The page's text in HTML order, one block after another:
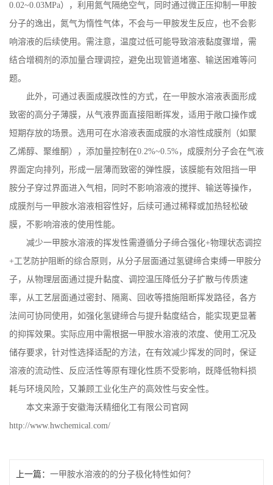
0.02~0.03MPa），利用氮气隔绝空气，同时通过微正压抑制一甲胺
分子的逸出，氮气为惰性气体，不会与一甲胺发生反应，也不会影
响溶液的后续使用。需注意，温度过低可能导致溶液黏度骤增，需
结合增稠剂的添加量合理调控，避免出现管道堵塞、输送困难等问
题。
此外，可通过表面成膜改性的方式，在一甲胺水溶液表面形成
致密的高分子薄膜，从气液界面直接阻断挥发，适用于敞口操作或
短期存放的场景。选用可在水溶液表面成膜的水溶性成膜剂（如聚
乙烯醇、聚维酮），添加量控制在0.2%~0.5%，成膜剂分子会在气液
界面定向排列，形成一层薄而致密的弹性膜，该膜能有效阻挡一甲
胺分子穿过界面进入气相，同时不影响溶液的搅拌、输送等操作，
成膜剂与一甲胺水溶液相容性好，后续可通过稀释或加热轻松破
膜，不影响溶液的使用性能。
减少一甲胺水溶液的挥发性需遵循分子缔合强化+物理状态调控
+工艺防护阻断的综合原则，从分子层面通过氢键缔合束缚一甲胺分
子，从物理层面通过提升黏度、调控温压降低分子扩散与传质速
率，从工艺层面通过密封、隔离、回收等措施阻断挥发路径，各方
法间可协同使用，如强化氢键缔合与提升黏度结合，能实现更显著
的抑挥效果。实际应用中需根据一甲胺水溶液的浓度、使用工况及
储存要求，针对性选择适配的方法，在有效减少挥发的同时，保证
溶液的流动性、反应活性等原有理化性质不受影响，既降低物料损
耗与环境风险，又兼顾工业化生产的高效性与安全性。
本文来源于安徽海沃精细化工有限公司官网
http://www.hwchemical.com/
上一篇： 一甲胺水溶液的的分子极化特性如何？